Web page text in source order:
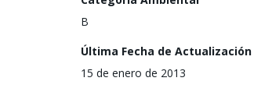
B
Última Fecha de Actualización
15 de enero de 2013